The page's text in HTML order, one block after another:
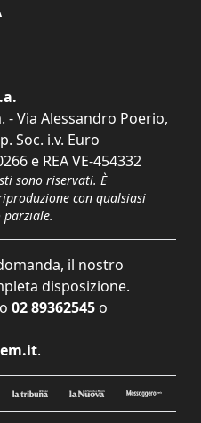
- Via Alessandro Poerio,
Soc. i.v. Euro
e REA VE-454332
sono riservati. È
con qualsiasi
il nostro
disposizione.
02 89362545 o
.